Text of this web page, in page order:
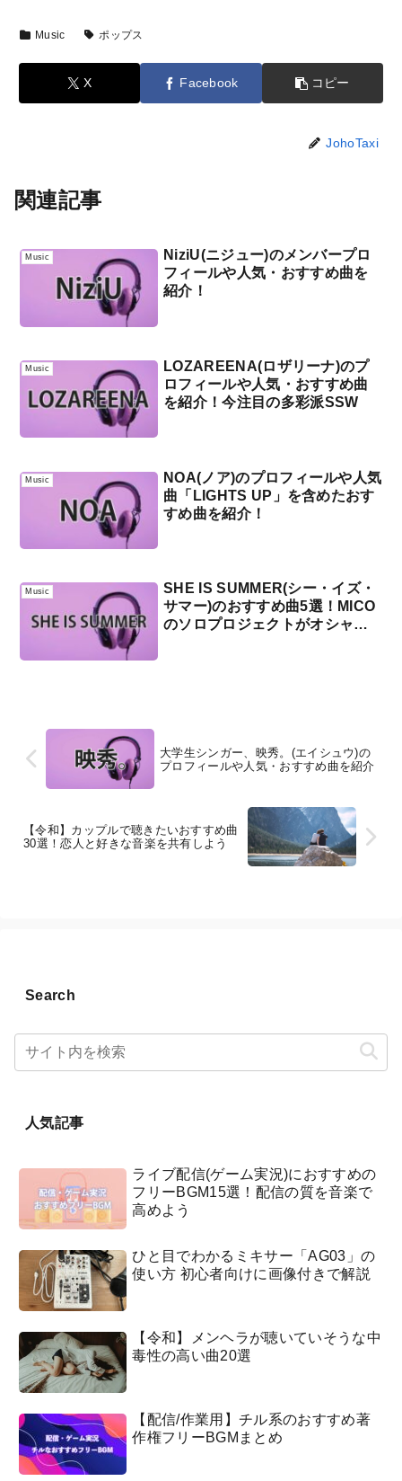
Music ポップス
X Facebook コピー
JohoTaxi
関連記事
Music
NiziU(ニジュー)のメンバープロ
フィールや人気・おすすめ曲を
紹介！
Music
LOZAREENA(ロザリーナ)のプ
ロフィールや人気・おすすめ曲
を紹介！今注目の多彩派SSW
Music
NOA(ノア)のプロフィールや人気
曲「LIGHTS UP」を含めたおす
すめ曲を紹介！
Music
SHE IS SUMMER(シー・イズ・
サマー)のおすすめ曲5選！MICO
のソロプロジェクトがオシャ
大学生シンガー、映秀。(エイシュウ)の
プロフィールや人気・おすすめ曲を紹介
【令和】カップルで聴きたいおすすめ曲
30選！恋人と好きな音楽を共有しよう
Search
人気記事
ライブ配信(ゲーム実況)におすすめの
フリーBGM15選！配信の質を音楽で
高めよう
ひと目でわかるミキサー「AG03」の
使い方 初心者向けに画像付きで解説
【令和】メンヘラが聴いていそうな中
毒性の高い曲20選
【配信/作業用】チル系のおすすめ著
作権フリーBGMまとめ